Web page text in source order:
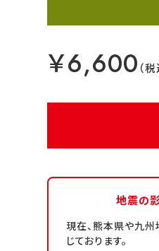
￥6,600
地震の
現在、熊本県や九
じております。